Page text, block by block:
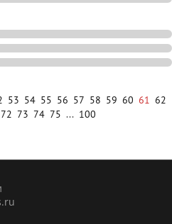
53 54 55 56 57 58 59 60 61 62
72 73 74 75 ... 100